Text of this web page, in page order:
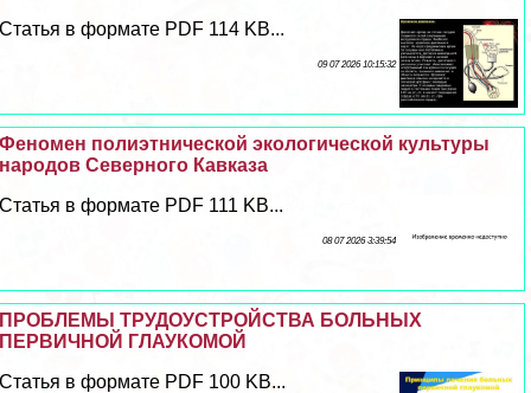
Статья в формате PDF 114 KB...
09 07 2026 10:15:32
Феномен полиэтнической экологической культуры
народов Северного Кавказа
Статья в формате PDF 111 KB...
08 07 2026 3:39:54
ПРОБЛЕМЫ ТРУДОУСТРОЙСТВА БОЛЬНЫХ
ПЕРВИЧНОЙ ГЛАУКОМОЙ
Статья в формате PDF 100 KB...